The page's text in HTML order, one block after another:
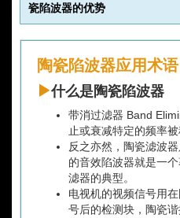
瓷陷波器的优势
陶瓷陷波器应用术语
什么是陶瓷陷波器
带消过滤器 Band
止或衰减特定的频率被
反之亦然，陶瓷滤波
的音效陷波器就是一
滤器的典型。
电视机的视频信号用
号后的检测块，陶瓷